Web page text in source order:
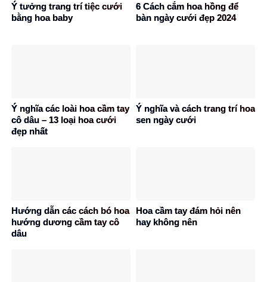
Ý tưởng trang trí tiệc cưới
bằng hoa baby
6 Cách cắm hoa hồng để
bàn ngày cưới đẹp 2024
Ý nghĩa các loài hoa cầm tay
cô dâu – 13 loại hoa cưới
đẹp nhất
Ý nghĩa và cách trang trí hoa
sen ngày cưới
Hướng dẫn các cách bó hoa
hướng dương cầm tay cô
dâu
Hoa cầm tay đám hỏi nên
hay không nên